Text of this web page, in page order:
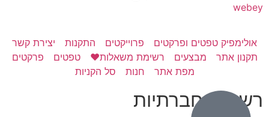
רשתות חברתיות
webey
אולימפיק טפטים ופרקטים פרוייקטים התקנות
יצירת קשר
תקנון אתר
מבצעים רשימת משאלות❤️ טפטים
פרקטים
מפת אתר
חנות סל הקניות